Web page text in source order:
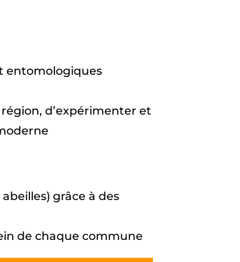
entomologiques
d’expérimenter et
grâce à des
de chaque commune